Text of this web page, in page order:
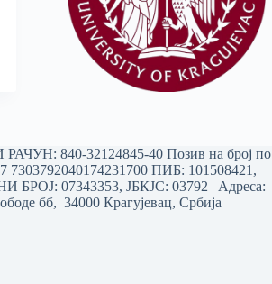
840-32124845-40 Позив на број по
7303792040174231700ПИБ: 101508421,
БРОЈ: 07343353, ЈБКЈС: 03792 | Aдреса:
бб, 34000 Крагујевац, Србија